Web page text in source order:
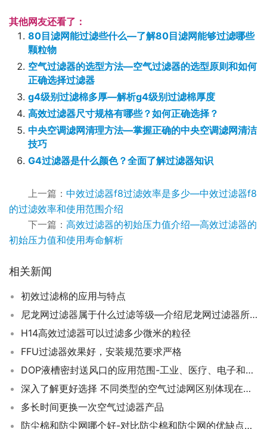
其他网友还看了：
80目滤网能过滤些什么—了解80目滤网能够过滤哪些
颗粒物
空气过滤器的选型方法—空气过滤器的选型原则和如何
正确选择过滤器
g4级别过滤棉多厚—解析g4级别过滤棉厚度
高效过滤器尺寸规格有哪些？如何正确选择？
中央空调滤网清理方法—掌握正确的中央空调滤网清洁
技巧
G4过滤器是什么颜色？全面了解过滤器知识
上一篇： 中效过滤器f8过滤效率是多少—中效过滤器f8
的过滤效率和使用范围介绍
下一篇： 高效过滤器的初始压力值介绍—高效过滤器的
初始压力值和使用寿命解析
相关新闻
初效过滤棉的应用与特点
尼龙网过滤器属于什么过滤等级—介绍尼龙网过滤器所属的过滤等级分类
H14高效过滤器可以过滤多少微米的粒径
FFU过滤器效果好，安装规范要求严格
DOP液槽密封送风口的应用范围-工业、医疗、电子和化学工业等多个领域
深入了解更好选择 不同类型的空气过滤网区别体现在哪里
多长时间更换一次空气过滤器产品
防尘棉和防尘网哪个好-对比防尘棉和防尘网的优缺点，选择适合自己的过滤材料